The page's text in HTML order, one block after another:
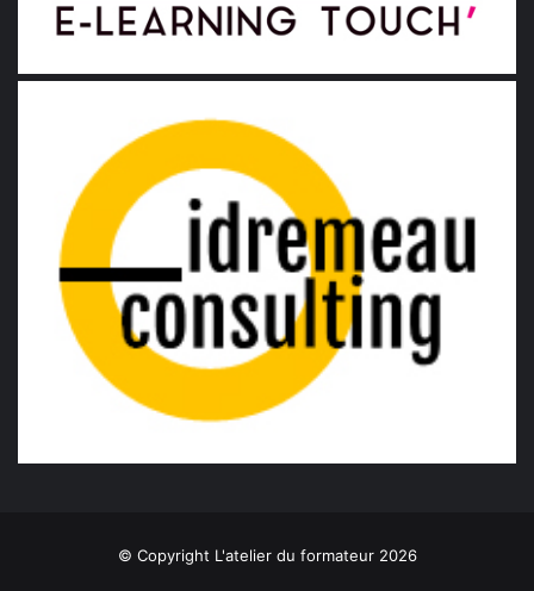
© Copyright L'atelier du formateur 2026